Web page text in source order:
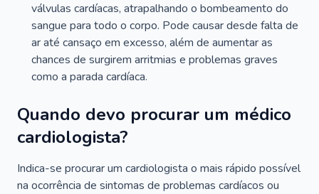
válvulas cardíacas, atrapalhando o bombeamento do
sangue para todo o corpo. Pode causar desde falta de
ar até cansaço em excesso, além de aumentar as
chances de surgirem arritmias e problemas graves
como a parada cardíaca.
Quando devo procurar um médico
cardiologista?
Indica-se procurar um cardiologista o mais rápido possível
na ocorrência de sintomas de problemas cardíacos ou